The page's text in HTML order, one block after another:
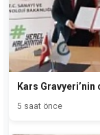
Kars
5 saat önce